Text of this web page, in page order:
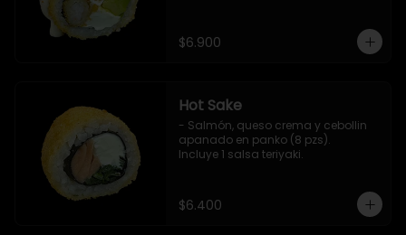
$6.900
Hot Sake
- Salmón, queso crema y cebollin
apanado en panko (8 pzs).
Incluye 1 salsa teriyaki.
$6.400